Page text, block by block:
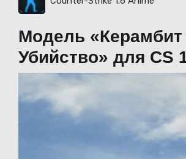
Модель «Керамбит
Убийство» для CS